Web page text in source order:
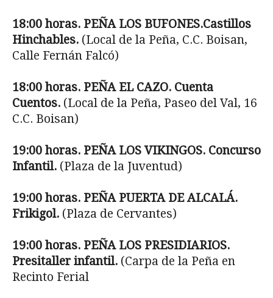
18:00 horas. PEÑA LOS BUFONES.Castillos
Hinchables. (Local de la Peña, C.C. Boisan,
Calle Fernán Falcó)
18:00 horas. PEÑA EL CAZO. Cuenta
Cuentos. (Local de la Peña, Paseo del Val, 16
C.C. Boisan)
19:00 horas. PEÑA LOS VIKINGOS. Concurso
Infantil. (Plaza de la Juventud)
19:00 horas. PEÑA PUERTA DE ALCALÁ.
Frikigol. (Plaza de Cervantes)
19:00 horas. PEÑA LOS PRESIDIARIOS.
Presitaller infantil. (Carpa de la Peña en
Recinto Ferial